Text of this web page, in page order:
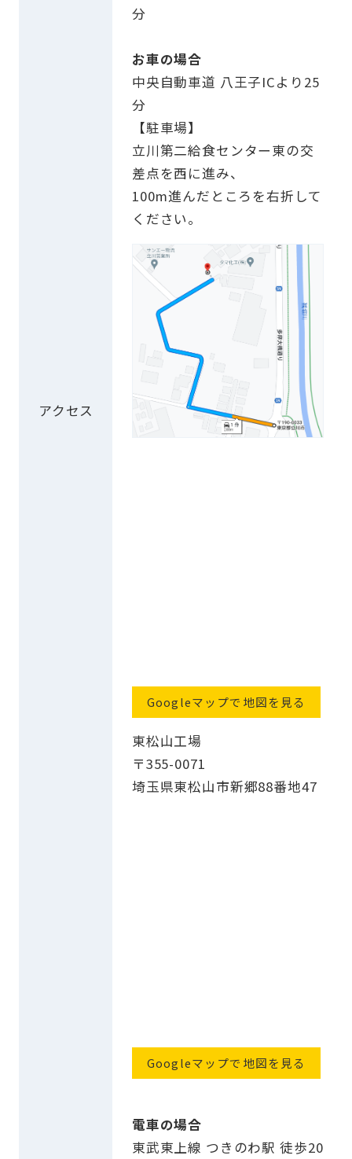
アクセス
分
お車の場合
中央自動車道 八王子ICより25
分
【駐車場】
立川第二給食センター東の交
差点を西に進み、
100m進んだところを右折して
ください。
Googleマップで地図を見る
東松山工場
〒355-0071
埼玉県東松山市新郷88番地47
Googleマップで地図を見る
電車の場合
東武東上線 つきのわ駅 徒歩20